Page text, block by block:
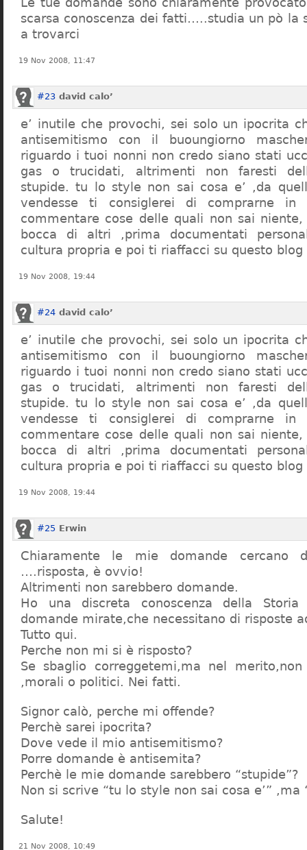
scarsa conoscenza dei fatti…..studia un pò la
a trovarci
19 Nov 2008, 11:47
#23 david calo’
e’ inutile che provochi, sei solo un ipocrita
antisemitismo con il buoungiorno
riguardo i tuoi nonni non credo siano stati
gas o trucidati, altrimenti non faresti
stupide. tu lo style non sai cosa e’ ,da
vendesse ti consiglerei di comprarne in
commentare cose delle quali non sai
bocca di altri ,prima documentati
cultura propria e poi ti riaffacci su questo blog
19 Nov 2008, 19:44
#24 david calo’
e’ inutile che provochi, sei solo un ipocrita
antisemitismo con il buoungiorno
riguardo i tuoi nonni non credo siano stati
gas o trucidati, altrimenti non faresti
stupide. tu lo style non sai cosa e’ ,da
vendesse ti consiglerei di comprarne in
commentare cose delle quali non sai
bocca di altri ,prima documentati
cultura propria e poi ti riaffacci su questo blog
19 Nov 2008, 19:44
#25 Erwin
Chiaramente le mie domande cercano
….risposta, è ovvio!
Altrimenti non sarebbero domande.
Ho una discreta conoscenza della
domande mirate,che necessitano di risposte
Tutto qui.
Perche non mi si è risposto?
Se sbaglio correggetemi,ma nel
,morali o politici. Nei fatti.
Signor calò, perche mi offende?
Perchè sarei ipocrita?
Dove vede il mio antisemitismo?
Porre domande è antisemita?
Perchè le mie domande sarebbero “stupide”?
Non si scrive “tu lo style non sai cosa e’” ,ma
Salute!
21 Nov 2008, 10:49